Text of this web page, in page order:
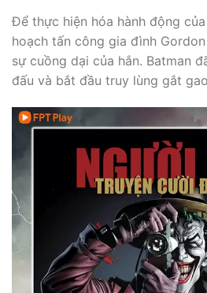
Để thực hiện hóa hành động
hoạch tấn công gia đình
sự cuồng dại của hắn. Batman
đấu và bắt đầu truy lùng gắt